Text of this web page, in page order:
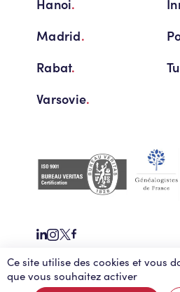
Hanoi.
Madrid.
Rabat.
Varsovie.
Migrations transatlantiques
Mémentos fiscalité
FAQ
Gestion des données personnelles
Ce site utilise des cookies et vous
que vous souhaitez activer